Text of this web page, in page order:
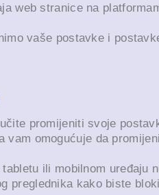
web stranice na
vaše postavke i
promijeniti svoje
omogućuje da
ili mobilnom
preglednika kako biste